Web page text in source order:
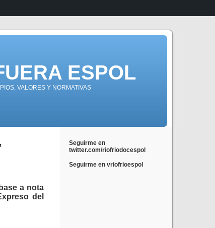
ESPOL
VALORES Y NORMATIVAS
a nota
del
Seguirme en
twitter.com/riofriodocespol
Seguirme en vriofrioespol